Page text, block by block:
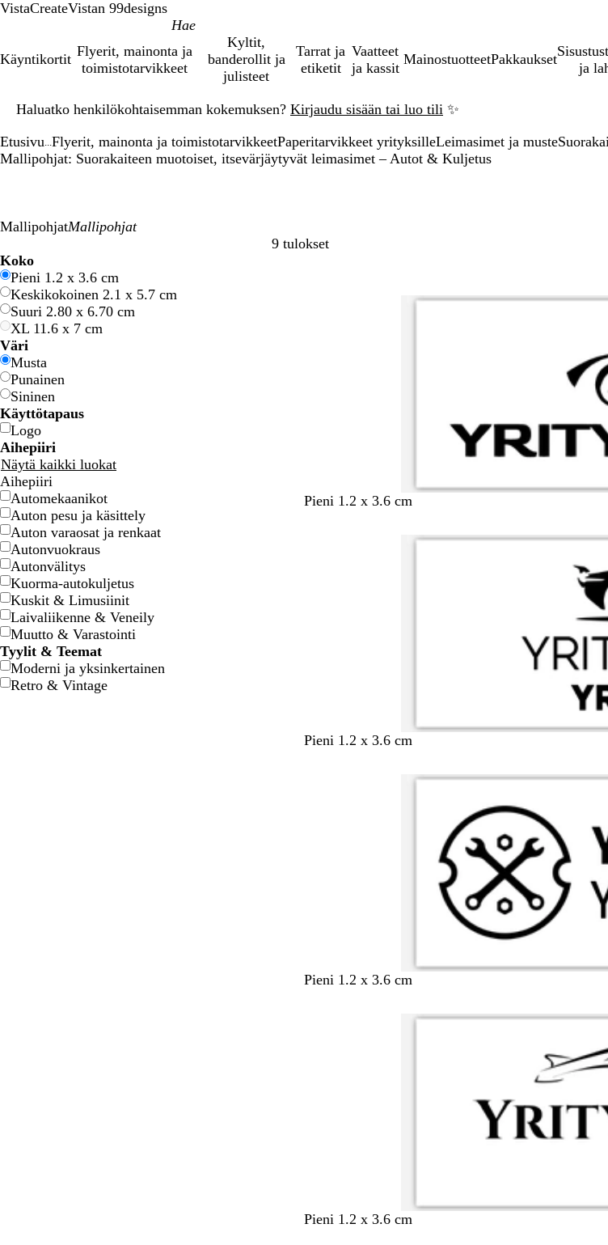
VistaCreateVistan 99designs
Käyntikortit
Flyerit, mainonta ja
toimistotarvikkeet
Kyltit,
banderollit ja
julisteet
Tarrat ja
etiketit
Vaatteet
ja kassit
MainostuotteetPakkaukset
ja
Haluatko henkilökohtaisemman kokemuksen? Kirjaudu sisään tai luo tili ✨
1
Etusivu Flyerit, mainonta ja toimistotarvikkeetPaperitarvikkeet yrityksilleLeimasimet ja muste
Mallipohjat: Suorakaiteen muotoiset, itsevärjäytyvät leimasimet – Autot & Kuljetus
Mallipohjat
9 tulokset
Suodattimet
Koko
Pieni 1.2 x 3.6 cm
Keskikokoinen 2.1 x 5.7 cm
Suuri 2.80 x 6.70 cm
XL 11.6 x 7 cm
Väri
Musta
Punainen
Sininen
Käyttötapaus
Logo
Aihepiiri
Näytä kaikki luokat
Aihepiiri
Automekaanikot
Auton pesu ja käsittely
Auton varaosat ja renkaat
Autonvuokraus
Autonvälitys
Kuorma-autokuljetus
Kuskit & Limusiinit
Laivaliikenne & Veneily
Muutto & Varastointi
Tyylit & Teemat
Moderni ja yksinkertainen
Retro & Vintage
Pieni 1.2 x 3.6 cm
Pieni 1.2 x 3.6 cm
Pieni 1.2 x 3.6 cm
Pieni 1.2 x 3.6 cm